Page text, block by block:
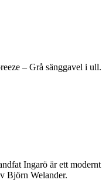
– Grå sänggavel i ull.
Ingarö är ett modernt
Björn Welander.